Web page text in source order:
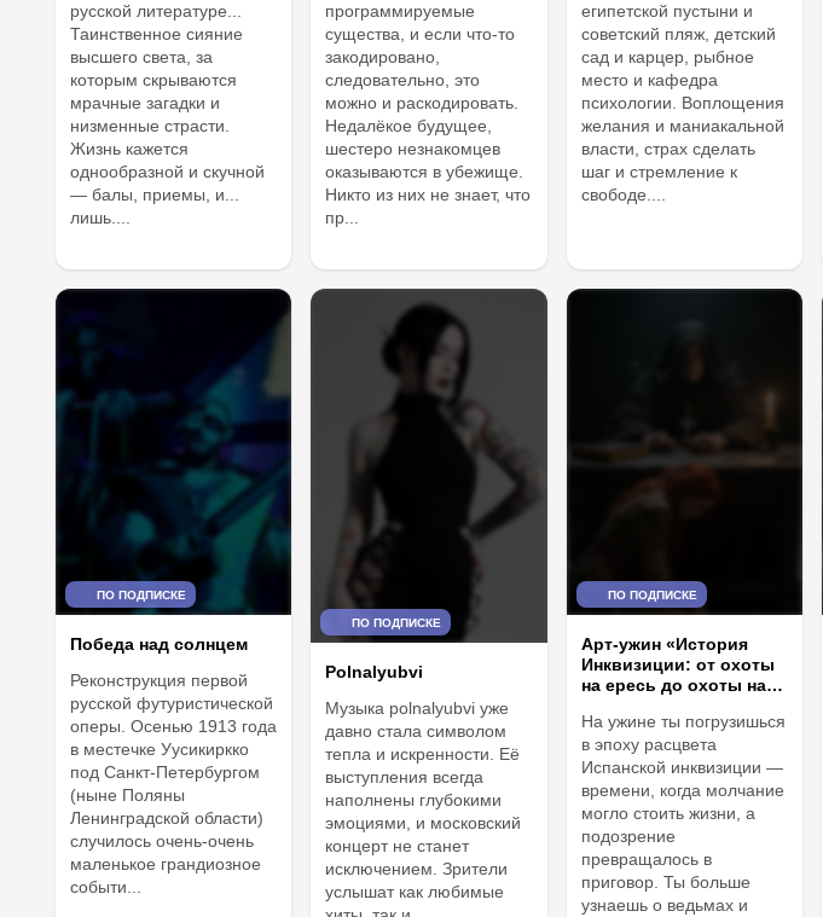
русской литературе...
Таинственное сияние
высшего света, за
которым скрываются
мрачные загадки и
низменные страсти.
Жизнь кажется
однообразной и скучной
— балы, приемы, и...
лишь....
программируемые
существа, и если что-то
закодировано,
следовательно, это
можно и раскодировать.
Недалёкое будущее,
шестеро незнакомцев
оказываются в убежище.
Никто из них не знает, что
пр...
египетской пустыни и
советский пляж, детский
сад и карцер, рыбное
место и кафедра
психологии. Воплощения
желания и маниакальной
власти, страх сделать
шаг и стремление к
свободе....
ПО ПОДПИСКЕ
Победа над солнцем
Реконструкция первой
русской футуристической
оперы. Осенью 1913 года
в местечке Уусикиркко
под Санкт-Петербургом
(ныне Поляны
Ленинградской области)
случилось очень-очень
маленькое грандиозное
событи...
ПО ПОДПИСКЕ
Polnalyubvi
Музыка polnalyubvi уже
давно стала символом
тепла и искренности. Её
выступления всегда
наполнены глубокими
эмоциями, и московский
концерт не станет
исключением. Зрители
услышат как любимые
ПО ПОДПИСКЕ
Арт-ужин «История
Инквизиции: от охоты
на ересь до охоты на
На ужине ты погрузишься
в эпоху расцвета
Испанской инквизиции —
времени, когда молчание
могло стоить жизни, а
подозрение
превращалось в
приговор. Ты больше
узнаешь о ведьмах и